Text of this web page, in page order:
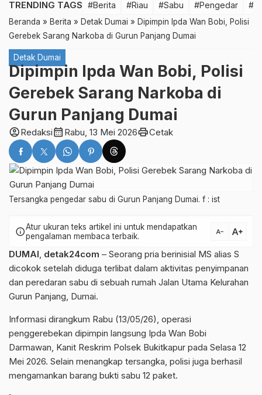
TRENDING TAGS #Berita #Riau #Sabu #Pengedar
Beranda » Berita » Detak Dumai » Dipimpin Ipda Wan Bobi, Polisi
Gerebek Sarang Narkoba di Gurun Panjang Dumai
Detak Dumai
Dipimpin Ipda Wan Bobi, Polisi
Gerebek Sarang Narkoba di
Gurun Panjang Dumai
account_circleRedaksicalendar_month Rabu, 13 Mei 2026printCetak
Tersangka pengedar sabu di Gurun Panjang Dumai. f : ist
infoAtur ukuran teks artikel ini untuk mendapatkan
pengalaman membaca terbaik.
text_decrease text_increase
DUMAI, detak24com – Seorang pria berinisial MS alias S
dicokok setelah diduga terlibat dalam aktivitas penyimpanan
dan peredaran sabu di sebuah rumah Jalan Utama Kelurahan
Gurun Panjang, Dumai.
Informasi dirangkum Rabu (13/05/26), operasi
penggerebekan dipimpin langsung Ipda Wan Bobi
Darmawan, Kanit Reskrim Polsek Bukitkapur pada Selasa 12
Mei 2026. Selain menangkap tersangka, polisi juga berhasil
mengamankan barang bukti sabu 12 paket.